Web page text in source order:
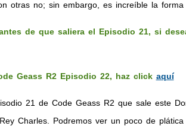
otras no; sin embargo, es increíble la
de que saliera el Episodio 21, si
Geass R2 Episodio 22, haz click aquí
21 de Code Geass R2 que sale este
Charles. Podremos ver un poco de